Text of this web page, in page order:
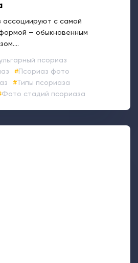
ассоциируют с самой
— обыкновенным
псориаз
Псориаз фото
Типы псориаза
Фото стадий псориаза